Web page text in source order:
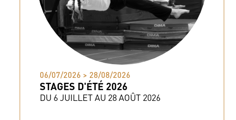
06/07/2026 > 28/08/2026
STAGES D'ÉTÉ 2026
DU 6 JUILLET AU 28 AOÛT 2026